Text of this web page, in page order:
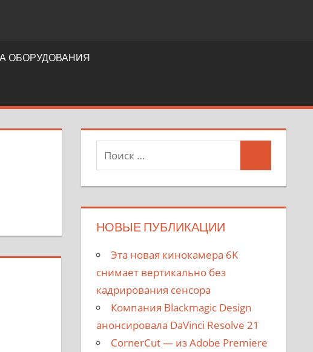
ОБОРУДОВАНИЯ
НОВЫЕ ПУБЛИКАЦИИ
Эта новая кинокамера 6K
снимает вертикально без
кадрирования сенсора
Компания Blackmagic Design
анонсировала DaVinci Resolve 21
CornerCut — из Adobe Premiere